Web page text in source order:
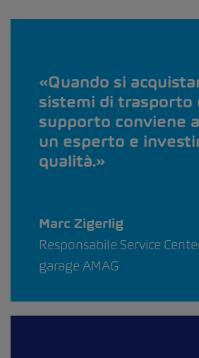
Quando si
sistemi di trasporto
supporto conviene
un esperto e
qualità.
Marc Zigerlig
Responsabile Service
garage AMAG